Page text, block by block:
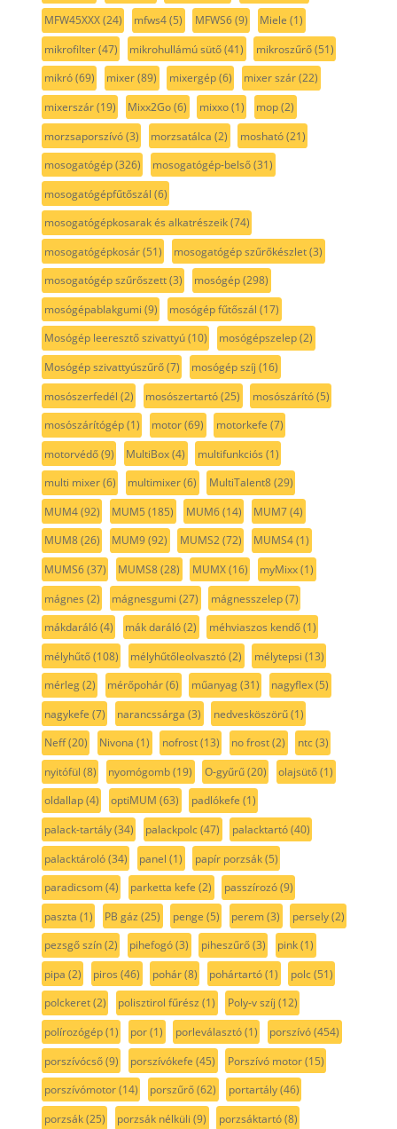
MFW45XXX(24) mfws4(5) MFWS6(9) Miele (1)
mikrofilter(47) mikrohullámú sütő(41) mikroszűrő(51)
mikró(69) mixer(89) mixergép(6) mixer szár(22)
mixerszár(19) Mixx2Go(6) mixxo(1) mop(2)
morzsaporszívó(3) morzsatálca (2) mosható(21)
mosogatógép(326) mosogatógép-belső(31)
mosogatógépfűtőszál (6)
mosogatógépkosarak és alkatrészeik(74)
mosogatógépkosár(51) mosogatógép szűrőkészlet(3)
mosogatógép szűrőszett(3) mosógép(298)
mosógépablakgumi (9) mosógép fűtőszál (17)
Mosógép leeresztő szivattyú(10) mosógépszelep(2)
Mosógép szivattyúszűrő(7) mosógép szíj (16)
mosószerfedél (2) mosószertartó(25) mosószárító(5)
mosószárítógép(1) motor(69) motorkefe (7)
motorvédő(9) MultiBox(4) multifunkciós (1)
multi mixer(6) multimixer(6) MultiTalent8(29)
MUM4(92) MUM5 (185) MUM6(14) MUM7(4)
MUM8(26) MUM9(92) MUMS2(72) MUMS4(1)
MUMS6(37) MUMS8(28) MUMX(16) myMixx(1)
mágnes (2) mágnesgumi (27) mágnesszelep(7)
mákdaráló(4) mák daráló(2) méhviaszos kendő(1)
mélyhűtő(108) mélyhűtőleolvasztó(2) mélytepsi (13)
mérleg(2) mérőpohár(6) műanyag(31) nagyflex(5)
nagykefe (7) narancssárga (3) nedvesköszörű(1)
Neff(20) Nivona (1) nofrost(13) no frost(2) ntc(3)
nyitófül (8) nyomógomb(19) O-gyűrű(20) olajsütő(1)
oldallap(4) optiMUM (63) padlókefe (1)
palack-tartály(34) palackpolc(47) palacktartó(40)
palacktároló(34) panel (1) papír porzsák(5)
paradicsom(4) parketta kefe (2) passzírozó(9)
paszta (1) PB gáz (25) penge (5) perem(3) persely(2)
pezsgő szín(2) pihefogó(3) piheszűrő(3) pink(1)
pipa (2) piros (46) pohár(8) pohártartó(1) polc(51)
polckeret(2) polisztirol fűrész (1) Poly-v szíj (12)
polírozógép(1) por(1) porleválasztó(1) porszívó(454)
porszívócső(9) porszívókefe (45) Porszívó motor(15)
porszívómotor(14) porszűrő(62) portartály(46)
porzsák(25) porzsák nélküli (9) porzsáktartó(8)